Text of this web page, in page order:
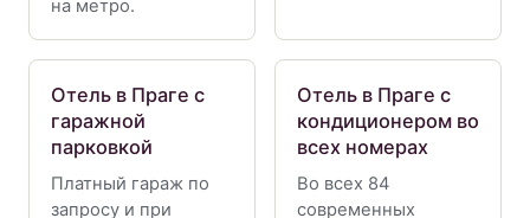
на метро.
Отель в Праге с
гаражной
парковкой
Платный гараж по
запросу и при
Отель в Праге с
кондиционером во
всех номерах
Во всех 84
современных